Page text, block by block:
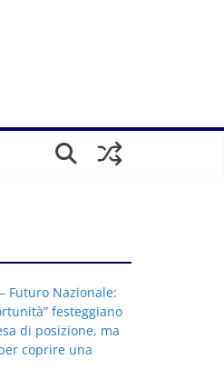
Futuro Nazionale:
festeggiano
di posizione, ma
coprire una